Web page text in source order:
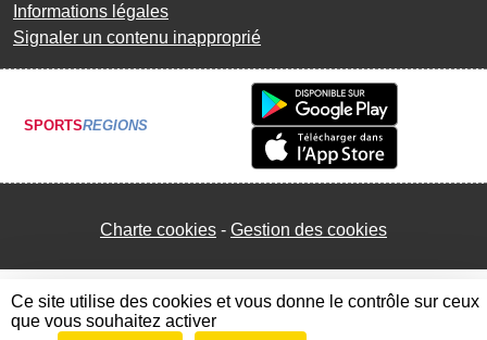
Informations légales
Signaler un contenu inapproprié
SPORTSREGIONS
Charte cookies Gestion des cookies
Ce site utilise des cookies et vous donne le contrôle sur ceux
que vous souhaitez activer